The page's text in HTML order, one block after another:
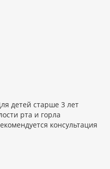
детей старше 3 лет
рта и горла
консультация